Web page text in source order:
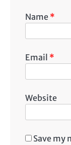
Name *
Email *
Website
Save my